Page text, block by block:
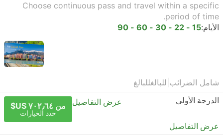
Choose continuous pass and travel within a specific
period of time.
الأيام:15 - 22 - 30 - 60 - 90
شامل الضرائب للبالغللبالغ
الدرجة الأولى
عرض التفاصيل من ٧٠٢٫٦٤ US$
حدد الخيارات
عرض التفاصيل